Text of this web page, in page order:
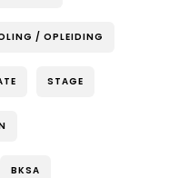
/ OPLEIDING
STAGE
BKSA